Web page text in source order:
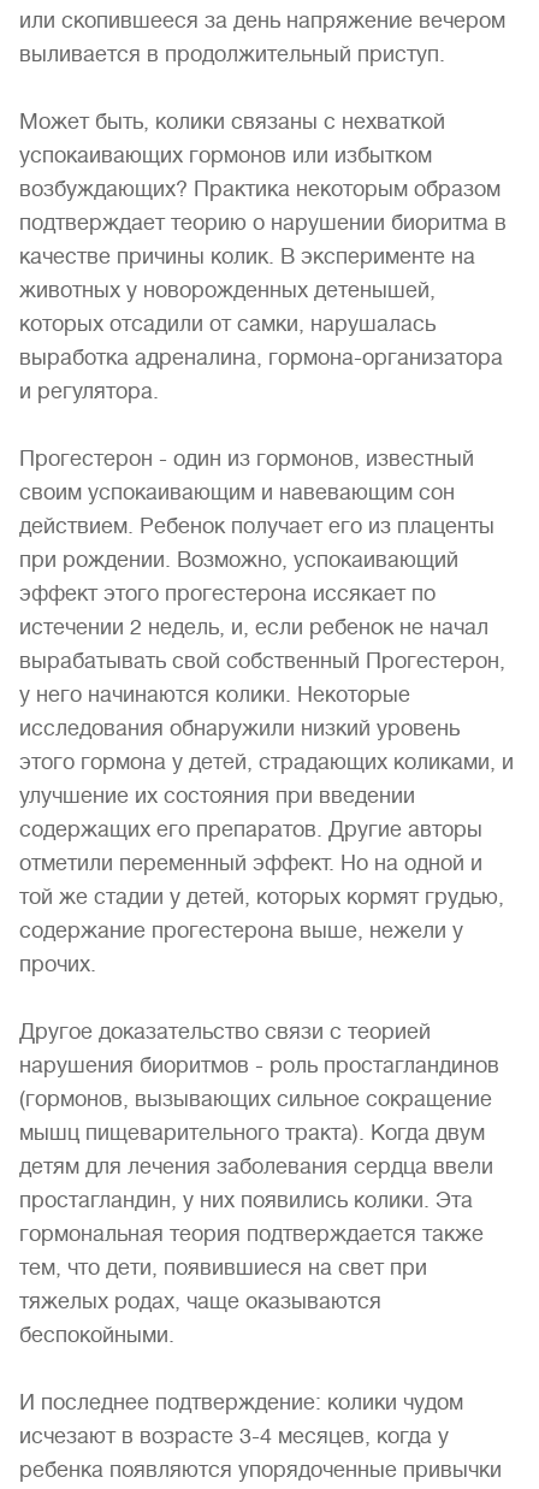
или скопившееся за день напряжение вечером
выливается в продолжительный приступ.
Может быть, колики связаны с нехваткой
успокаивающих гормонов или избытком
возбуждающих? Практика некоторым образом
подтверждает теорию о нарушении биоритма в
качестве причины колик. В эксперименте на
животных у новорожденных детенышей,
которых отсадили от самки, нарушалась
выработка адреналина, гормона-организатора
и регулятора.
Прогестерон - один из гормонов, известный
своим успокаивающим и навевающим сон
действием. Ребенок получает его из плаценты
при рождении. Возможно, успокаивающий
эффект этого прогестерона иссякает по
истечении 2 недель, и, если ребенок не начал
вырабатывать свой собственный Прогестерон,
у него начинаются колики. Некоторые
исследования обнаружили низкий уровень
этого гормона у детей, страдающих коликами, и
улучшение их состояния при введении
содержащих его препаратов. Другие авторы
отметили переменный эффект. Но на одной и
той же стадии у детей, которых кормят грудью,
содержание прогестерона выше, нежели у
прочих.
Другое доказательство связи с теорией
нарушения биоритмов - роль простагландинов
(гормонов, вызывающих сильное сокращение
мышц пищеварительного тракта). Когда двум
детям для лечения заболевания сердца ввели
простагландин, у них появились колики. Эта
гормональная теория подтверждается также
тем, что дети, появившиеся на свет при
тяжелых родах, чаще оказываются
беспокойными.
И последнее подтверждение: колики чудом
исчезают в возрасте 3-4 месяцев, когда у
ребенка появляются упорядоченные привычки